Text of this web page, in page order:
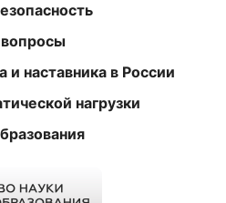
и наставника в России
нагрузки